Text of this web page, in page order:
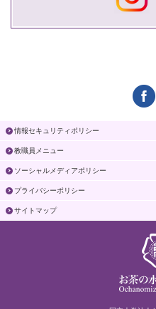
情報セキュリティポリシー
教職員メニュー
ソーシャルメディアポリシー
プライバシーポリシー
サイトマップ